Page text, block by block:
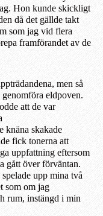
Hon kunde skickligt
n då det gällde takt
som jag vid flera
framförandet av de
men så
eldpoven.
att de var
knäna skakade
fick tonerna att
uppfattning eftersom
gått över förväntan.
spelade upp mina två
t som om jag
rum, instängd i min